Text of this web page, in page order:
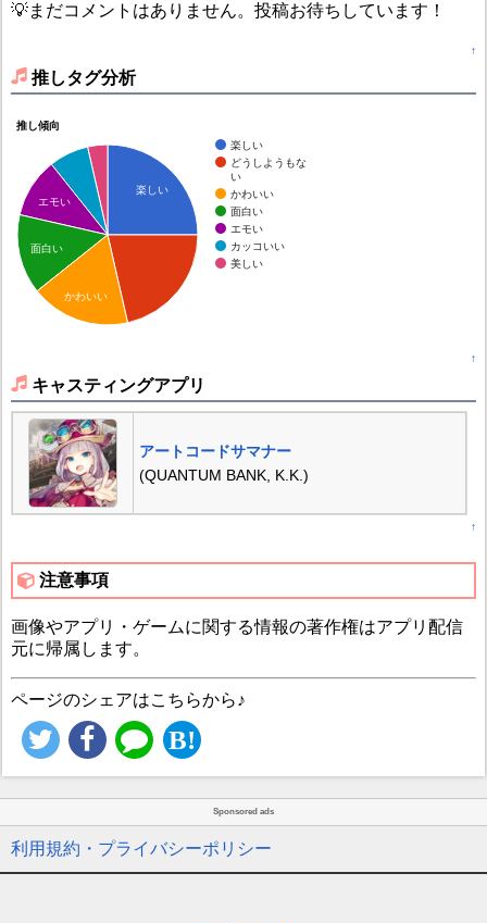
💡まだコメントはありません。投稿お待ちしています！
↑
推しタグ分析
推し傾向
楽しい
どうしようもな
い
かわいい
面白い
エモい
カッコいい
美しい
楽しい
エモい
面白い
かわいい
↑
キャスティングアプリ
アートコードサマナー
(QUANTUM BANK, K.K.)
↑
注意事項
画像やアプリ・ゲームに関する情報の著作権はアプリ配信
元に帰属します。
ページのシェアはこちらから♪
Sponsored ads
利用規約・プライバシーポリシー